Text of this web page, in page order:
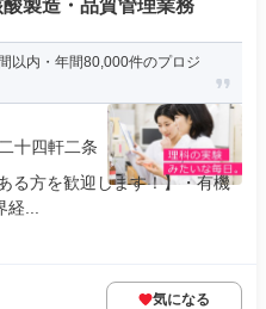
製造・品質管理業務
以内・年間80,000件のプロジ
十四軒二条
る方を歓迎します！】・有機
...
気になる